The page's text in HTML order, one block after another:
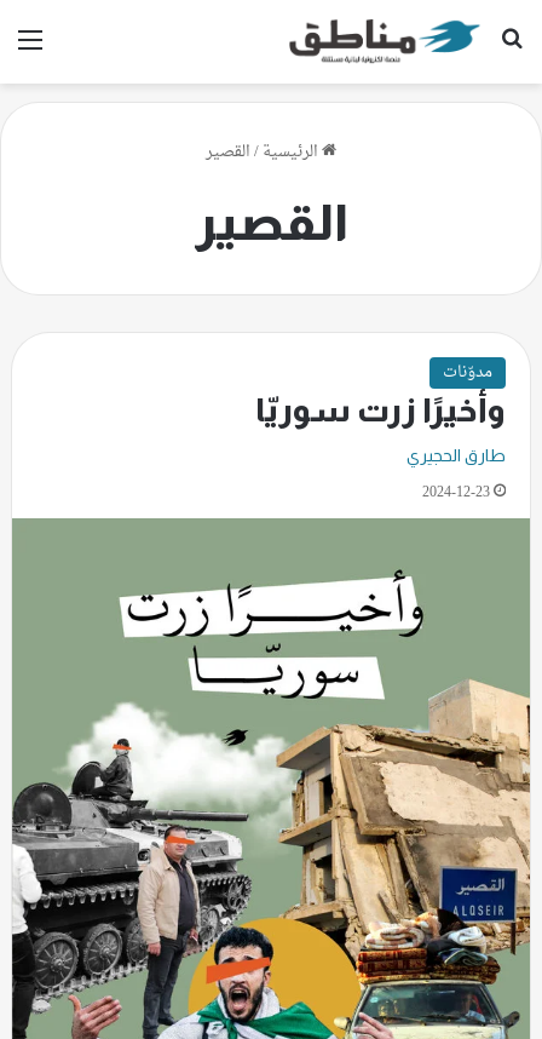
بحث عن
الرئيسية/القصير
القصير
مدوّنات
وأخيرًا زرت سوريّا
طارق الحجيري
2024-12-23